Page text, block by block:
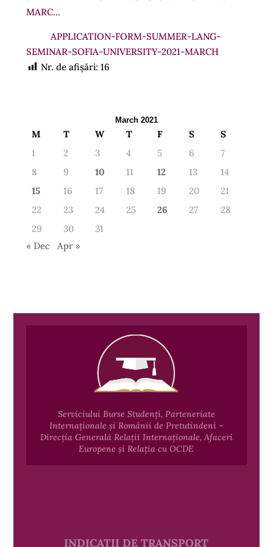
MARC…
APPLICATION-FORM-SUMMER-LANG-
SEMINAR-SOFIA-UNIVERSITY-2021-MARCH
Nr. de afișări: 16
March 2021
M T W T F S
S
1
2 3 4 5 6
7
8
9 10 11 12 13
14
15
16 17 18 19 20
21
22
23 24 25 26 27
28
29
30
31
« Dec
Apr »
Serviciului Burse Studenți, Parteneriate
Internaționale și Românii de Pretutindeni –
Direcția Generală Relații Internaționale, Afaceri
Europene și Relația cu OCDE
INDICAȚII DE TRANSPORT